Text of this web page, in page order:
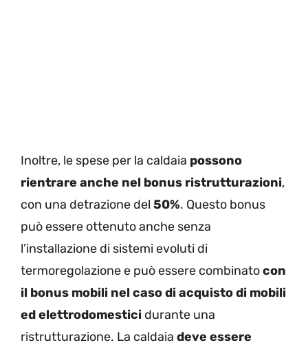
Inoltre, le spese per la caldaia possono
rientrare anche nel bonus ristrutturazioni,
con una detrazione del 50%. Questo bonus
può essere ottenuto anche senza
l’installazione di sistemi evoluti di
termoregolazione e può essere combinatocon
il bonus mobili nel caso di acquisto di mobili
ed elettrodomestici durante una
ristrutturazione. La caldaia deve essere